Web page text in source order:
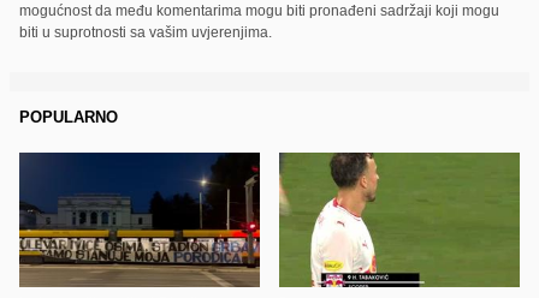
mogućnost da među komentarima mogu biti pronađeni sadržaji koji mogu
biti u suprotnosti sa vašim uvjerenjima.
POPULARNO